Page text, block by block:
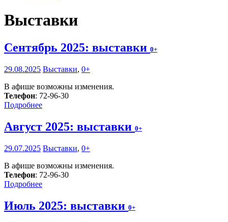
Выставки
Сентябрь 2025: выставки 0+
29.08.2025 Выставки, 0+
В афише возможны изменения.
Телефон: 72-96-30
Подробнее
Август 2025: выставки 0+
29.07.2025 Выставки, 0+
В афише возможны изменения.
Телефон: 72-96-30
Подробнее
Июль 2025: выставки 0+